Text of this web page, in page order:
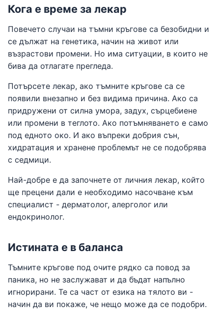
Кога е време за лекар
Повечето случаи на тъмни кръгове са безобидни и
се дължат на генетика, начин на живот или
възрастови промени. Но има ситуации, в които не
бива да отлагате прегледа.
Потърсете лекар, ако тъмните кръгове са се
появили внезапно и без видима причина. Ако са
придружени от силна умора, задух, сърцебиене
или промени в теглото. Ако потъмняването е само
под едното око. И ако въпреки добрия сън,
хидратация и хранене проблемът не се подобрява
с седмици.
Най-добре е да започнете от личния лекар, който
ще прецени дали е необходимо насочване към
специалист - дерматолог, алерголог или
ендокринолог.
Истината е в баланса
Тъмните кръгове под очите рядко са повод за
паника, но не заслужават и да бъдат напълно
игнорирани. Те са част от езика на тялото ви -
начин да ви покаже, че нещо може да се подобри.